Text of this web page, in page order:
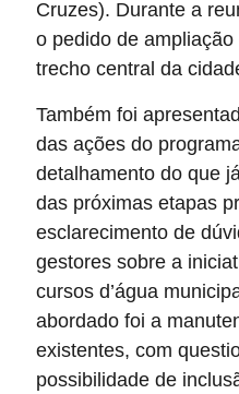
Cruzes). Durante a
o pedido de
trecho central da
Também foi
das ações do
detalhamento do que
das próximas etapas
esclarecimento de
gestores sobre a
cursos d’água
abordado foi a
existentes, com
possibilidade de